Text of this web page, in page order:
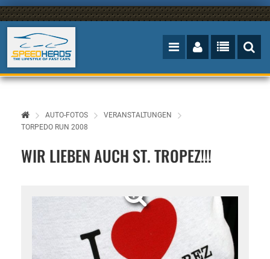
AUTO-FOTOS
VERANSTALTUNGEN
TORPEDO RUN 2008
WIR LIEBEN AUCH ST. TROPEZ!!!